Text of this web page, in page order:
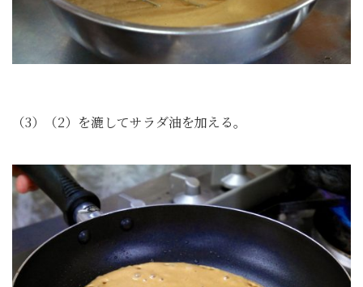
（3）（2）を漉してサラダ油を加える。